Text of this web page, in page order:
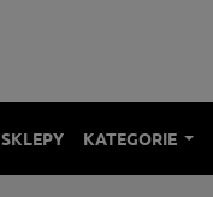
SKLEPY KATEGORIE